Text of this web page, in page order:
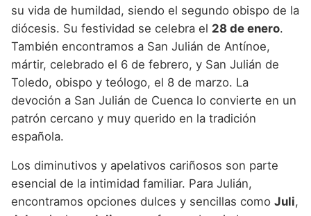
Nombres de niño que empiezan por X
Nombres de niño que empiezan por Y
Nombres de niño que empiezan por Z
su vida de humildad, siendo el segundo obispo de la
diócesis. Su festividad se celebra el 28 de enero.
También encontramos a San Julián de Antínoe,
mártir, celebrado el 6 de febrero, y San Julián de
Toledo, obispo y teólogo, el 8 de marzo. La
devoción a San Julián de Cuenca lo convierte en un
patrón cercano y muy querido en la tradición
española.
Los diminutivos y apelativos cariñosos son parte
esencial de la intimidad familiar. Para Julián,
encontramos opciones dulces y sencillas como Juli,